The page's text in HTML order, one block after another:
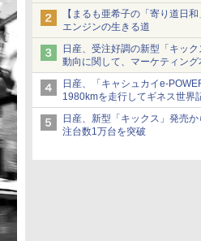
【まるも亜希子の「寄り道日
エンジンの生きる道
日産、受注好調の新型「キッ
動向に関して、マーケティン
が解説
日産、「キャシュカイe-
1980kmを走行してギネス世界
日産、新型「キックス」発売
注台数1万台を突破